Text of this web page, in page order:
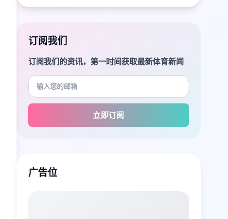
订阅我们
订阅我们的资讯，第一时间获取最新体育新闻
立即订阅
广告位